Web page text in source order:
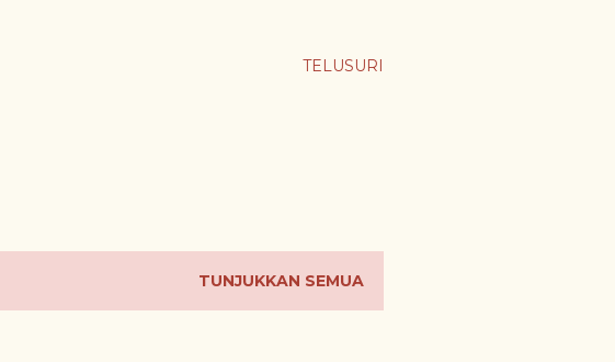
TELUSURI
TUNJUKKAN SEMUA